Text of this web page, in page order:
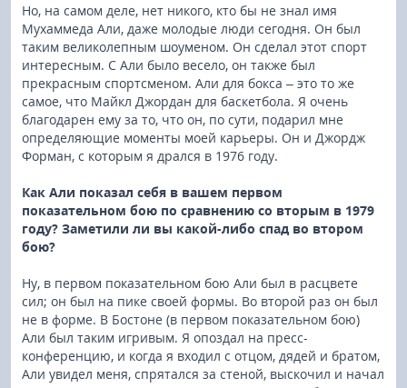
Но, на самом деле, нет никого, кто бы не знал имя
Мухаммеда Али, даже молодые люди сегодня. Он был
таким великолепным шоуменом. Он сделал этот спорт
интересным. С Али было весело, он также был
прекрасным спортсменом. Али для бокса – это то же
самое, что Майкл Джордан для баскетбола. Я очень
благодарен ему за то, что он, по сути, подарил мне
определяющие моменты моей карьеры. Он и Джордж
Форман, с которым я дрался в 1976 году.
Как Али показал себя в вашем первом
показательном бою по сравнению со вторым в 1979
году? Заметили ли вы какой-либо спад во втором
бою?
Ну, в первом показательном бою Али был в расцвете
сил; он был на пике своей формы. Во второй раз он был
не в форме. В Бостоне (в первом показательном бою)
Али был таким игривым. Я опоздал на пресс-
конференцию, и когда я входил с отцом, дядей и братом,
Али увидел меня, спрятался за стеной, выскочил и начал